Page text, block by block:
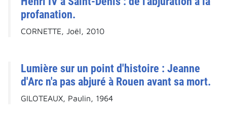
profanation.
CORNETTE, Joël, 2010
Lumière sur un point d'histoire : Jeanne
d'Arc n'a pas abjuré à Rouen avant sa mort.
GILOTEAUX, Paulin, 1964